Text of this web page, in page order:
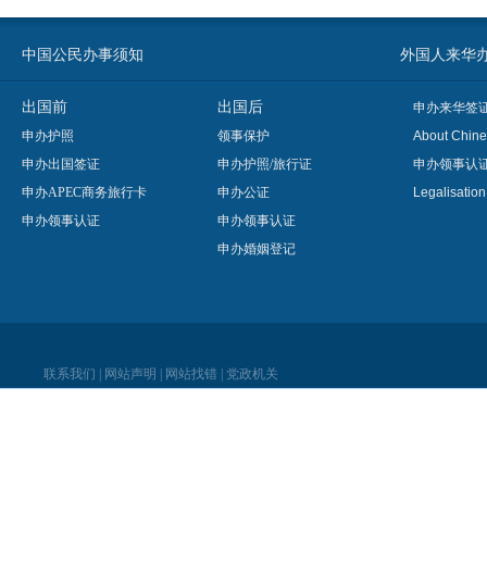
中国公民办事须知 外国人来华
出国前
申办护照
申办出国签证
申办APEC商务旅行卡
申办领事认证
出国后
领事保护
申办护照/旅行证
申办公证
申办领事认证
申办婚姻登记
申办来华签
About
申办领事认
联系我们 网站声明 网站找错 党政机关